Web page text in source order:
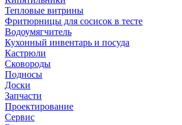
Тепловые витрины
Фритюрницы для сосисок в тесте
Водоумягчитель
Кухонный инвентарь и посуда
Кастрюли
Сковороды
Подносы
Доски
Запчасти
Проектирование
Сервис